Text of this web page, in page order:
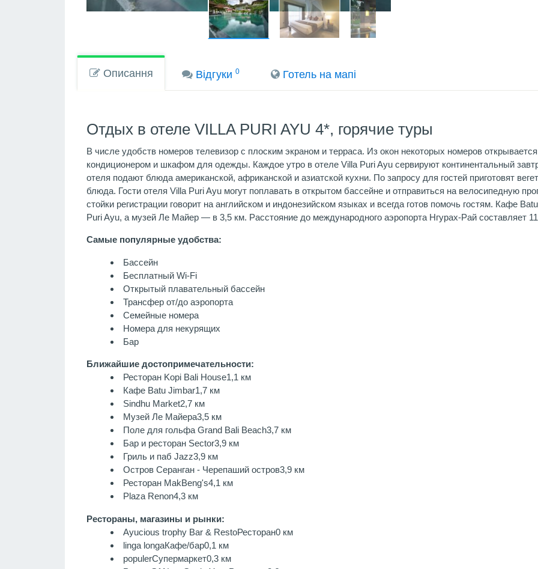
Описання Вiдгуки0 Готель на мапi
Отдых в отеле VILLA PURI AYU 4*, горячие туры
В числе удобств номеров телевизор с плоским экраном и терраса. Из окон некоторых номеров
кондиционером и шкафом для одежды. Каждое утро в отеле Villa Puri Ayu сервируют континентальный
отеля подают блюда американской, африканской и азиатской кухни. По запросу для гостей приготовят
блюда. Гости отеля Villa Puri Ayu могут поплавать в открытом бассейне и отправиться на велосипедную
стойки регистрации говорит на английском и индонезийском языках и всегда готов помочь гостям. Кафе
Puri Ayu, а музей Ле Майер — в 3,5 км. Расстояние до международного аэропорта Нгурах-Рай составляет
Самые популярные удобства:
Бассейн
Бесплатный Wi-Fi
Открытый плавательный бассейн
Трансфер от/до аэропорта
Семейные номера
Номера для некурящих
Бар
Ближайшие достопримечательности:
Ресторан Kopi Bali House1,1 км
Кафе Batu Jimbar1,7 км
Sindhu Market2,7 км
Музей Ле Майера3,5 км
Поле для гольфа Grand Bali Beach3,7 км
Бар и ресторан Sector3,9 км
Гриль и паб Jazz3,9 км
Остров Серанган - Черепаший остров3,9 км
Ресторан MakBeng's4,1 км
Plaza Renon4,3 км
Рестораны, магазины и рынки:
Ayucious trophy Bar & RestoРесторан0 км
linga longaКафе/бар0,1 км
populerСупермаркет0,3 км